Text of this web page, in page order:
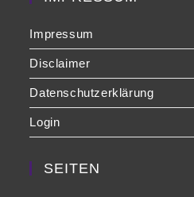
Impressum
Disclaimer
Datenschutzerklärung
Login
SEITEN